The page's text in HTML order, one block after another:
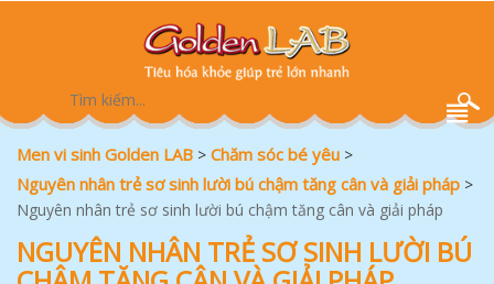
Men vi sinh Golden LAB > Chăm sóc bé yêu >
Nguyên nhân trẻ sơ sinh lười bú chậm tăng cân và giải pháp >
Nguyên nhân trẻ sơ sinh lười bú chậm tăng cân và giải pháp
NGUYÊN NHÂN TRẺ SƠ SINH LƯỜI BÚ